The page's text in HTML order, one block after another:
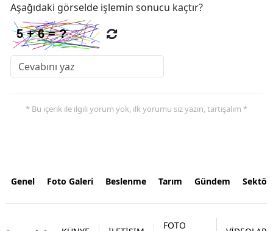
Aşağıdaki görselde işlemin sonucu kaçtır?
* Bu içerik ile ilgili yorum yok, ilk yorumu siz yazın, tartışalım *
Genel Foto Galeri Beslenme Tarım Gündem
FOTO